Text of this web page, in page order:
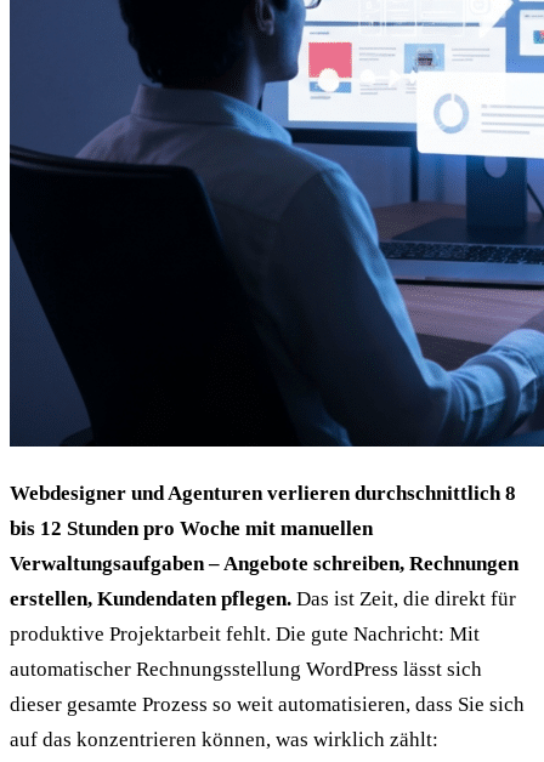
Webdesigner und Agenturen verlieren durchschnittlich 8
bis 12 Stunden pro Woche mit manuellen
Verwaltungsaufgaben – Angebote schreiben, Rechnungen
erstellen, Kundendaten pflegen. Das ist Zeit, die direkt für
produktive Projektarbeit fehlt. Die gute Nachricht: Mit
automatischer Rechnungsstellung WordPress lässt sich
dieser gesamte Prozess so weit automatisieren, dass Sie sich
auf das konzentrieren können, was wirklich zählt: